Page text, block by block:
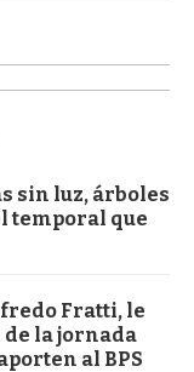
sin luz, árboles
temporal que
Fratti, le
la jornada
al BPS